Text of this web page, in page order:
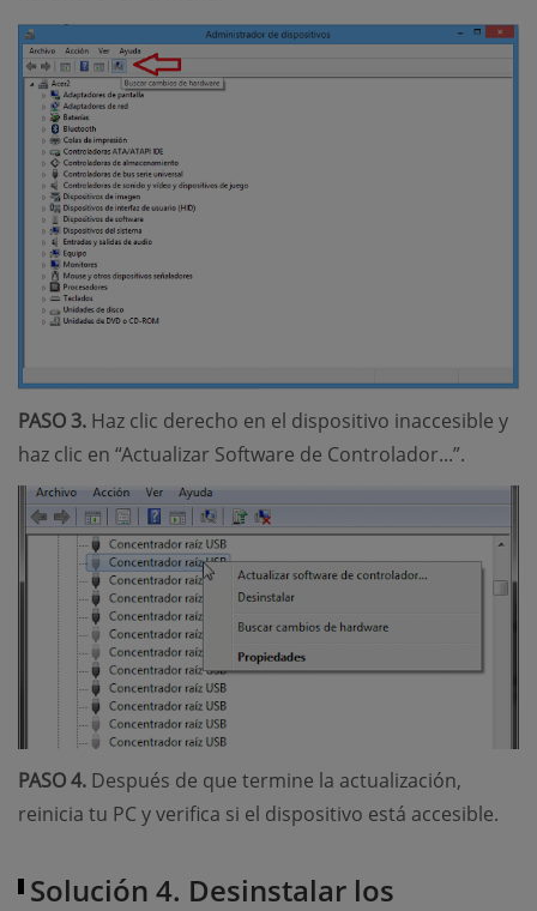
PASO 3. Haz clic derecho en el dispositivo inaccesible y
haz clic en “Actualizar Software de Controlador...”.
PASO 4. Después de que termine la actualización,
reinicia tu PC y verifica si el dispositivo está accesible.
Solución 4. Desinstalar los